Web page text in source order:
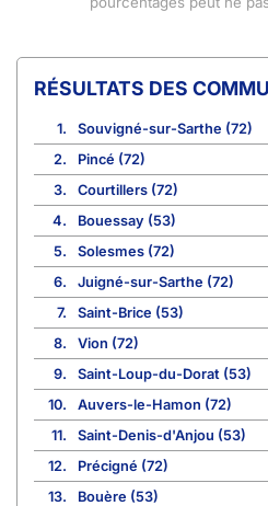
1.
Souvigné-sur-Sarthe (72)
2.
Pincé (72)
3.
Courtillers (72)
4.
Bouessay (53)
5.
Solesmes (72)
6.
Juigné-sur-Sarthe (72)
7.
Saint-Brice (53)
8.
Vion (72)
9.
Saint-Loup-du-Dorat (53)
10.
Auvers-le-Hamon (72)
11.
Saint-Denis-d'Anjou (53)
12.
Précigné (72)
13.
Bouère (53)